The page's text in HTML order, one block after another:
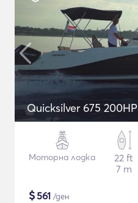
Quicksilver 675 200HP
Моторна лодка
22 ft
7 m
$561 /ден